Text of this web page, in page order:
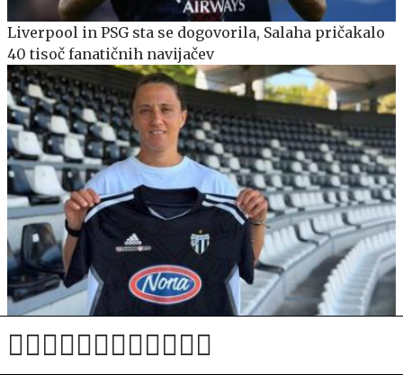
Liverpool in PSG sta se dogovorila, Salaha pričakalo
40 tisoč fanatičnih navijačev
zmago in po podaljšku izgubile